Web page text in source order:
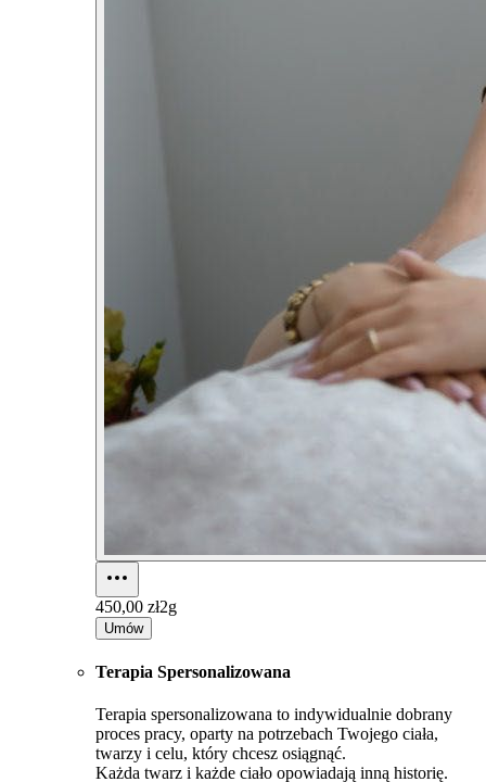
450,00 zł2g
Umów
Terapia Spersonalizowana
Terapia spersonalizowana to indywidualnie dobrany
proces pracy, oparty na potrzebach Twojego ciała,
twarzy i celu, który chcesz osiągnąć.
Każda twarz i każde ciało opowiadają inną historię.